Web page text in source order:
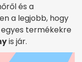
és a
a legjobb, hogy
termékekre
is jár.